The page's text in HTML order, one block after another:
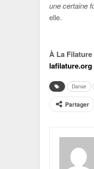
une certaine
elle.
À La
lafilature.org
Danse
Partager